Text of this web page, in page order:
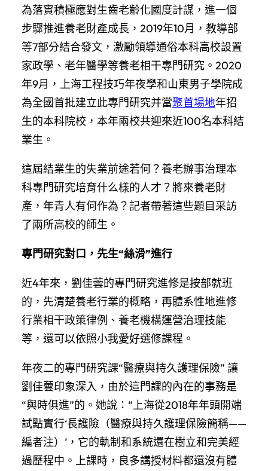
為落實積極應對生齒老齡化國度計謀，進一個
步驟推進養老財產成長，2019年10月，教導部
等7部分結合發文，激勵領導通俗本科高校設置
家政學、老年醫學等養老相干專門研究。2020
年9月，上海工程技巧年夜學和山東男子學院成
為全國首批建立此專門研究并當聚首場地年招
生的本科院校，本年兩校共迎來近100名本科結
業生。
這屆結業生的失業前途若何？養老辦事治理本
科專門研究培育什么樣的人才？將來養老財
產，年青人有何作為？記者帶著這些題目采訪
了兩所高校的師生。
專門研究對口，先生“絲滑”進行
近4年來，劉佳蕓的專門研究進修是按部就班
的，先清楚養老行業的概略，再體系性地進修
行業相干政策律例、養老機構運營治理技能
等，還可以依照小我愛好選修課程。
年夜二的專門研究課“醫療與持久護理保險” 讓
劉佳蕓印象深入，由於這門課的內在的事務是
“與時俱進”的。她說：“上海從2018年年頭開端
試點實行‘長護險（醫療與持久護理保險簡稱——
編者注）’，它的軌制和系統還在樹立和完美經
過歷程中。上課時，良多講授材料都還沒有體